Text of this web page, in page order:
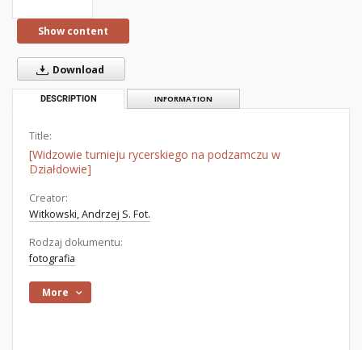
Show content
Download
DESCRIPTION INFORMATION
Title:
[Widzowie turnieju rycerskiego na podzamczu w
Działdowie]
Creator:
Witkowski, Andrzej S. Fot.
Rodzaj dokumentu:
fotografia
More